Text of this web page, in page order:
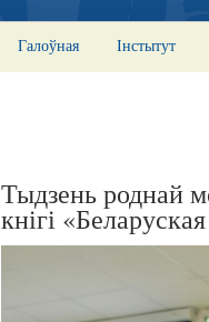
Галоўная Інстытут
Тыдзень роднай
кнігі